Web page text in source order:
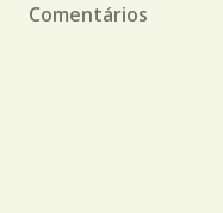
Comentários